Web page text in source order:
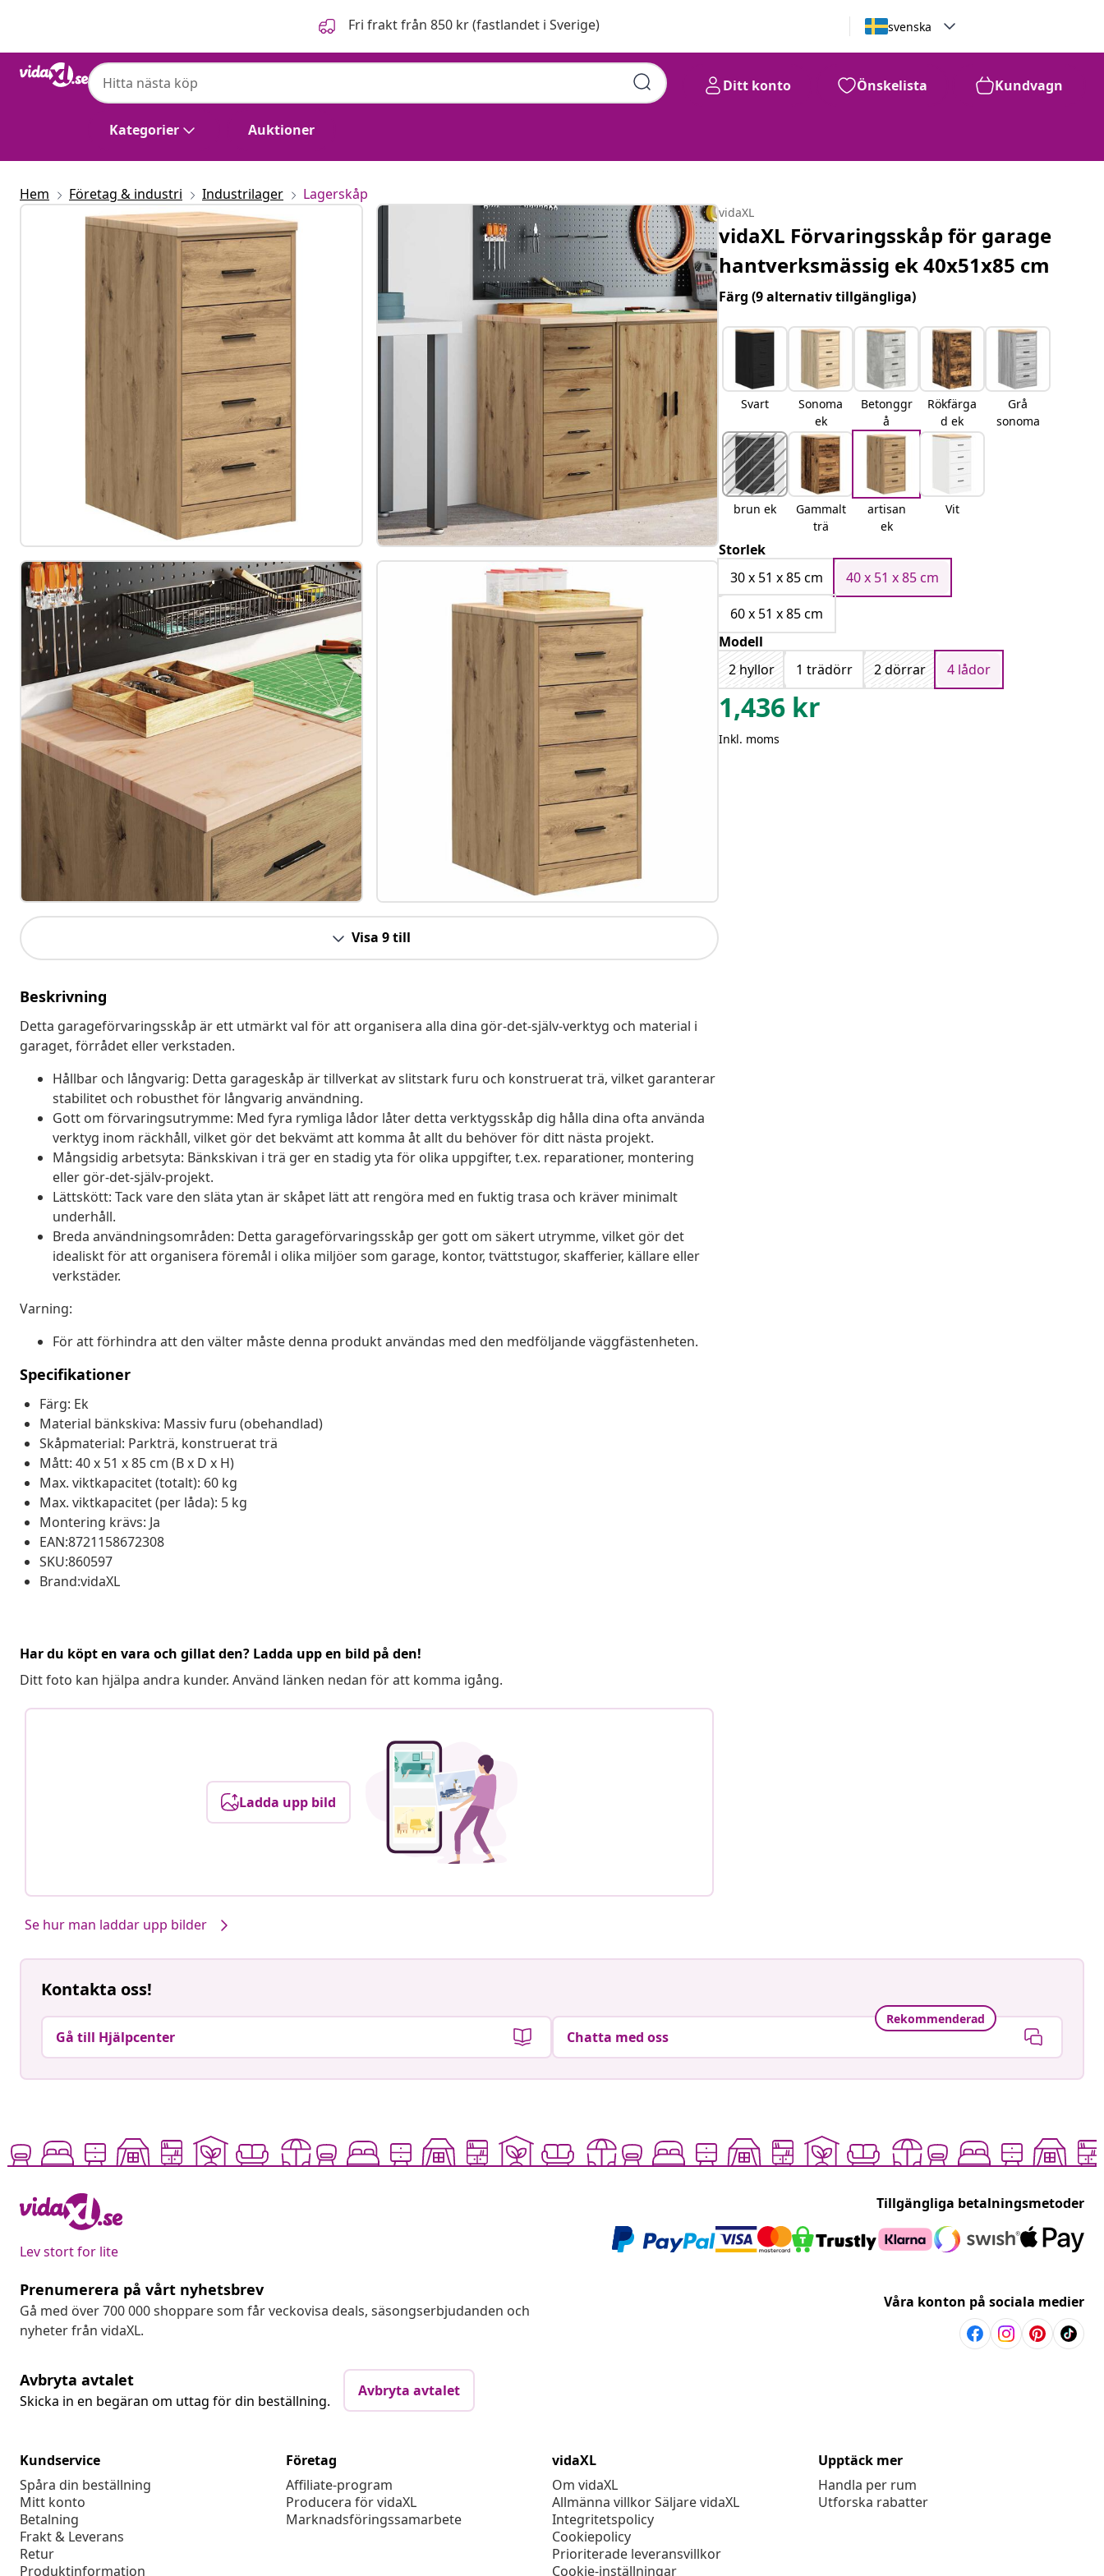
Fri frakt från 850 kr (fastlandet i Sverige) svenska
Kategorier Auktioner
Ditt konto Önskelista Kundvagn
Hem Företag & industri Industrilager Lagerskåp
Visa 9 till
Beskrivning
Detta garageförvaringsskåp är ett utmärkt val för att organisera alla dina gör-det-själv-verktyg och material i
garaget, förrådet eller verkstaden.
Hållbar och långvarig: Detta garageskåp är tillverkat av slitstark furu och konstruerat trä, vilket garanterar
stabilitet och robusthet för långvarig användning.
Gott om förvaringsutrymme: Med fyra rymliga lådor låter detta verktygsskåp dig hålla dina ofta använda
verktyg inom räckhåll, vilket gör det bekvämt att komma åt allt du behöver för ditt nästa projekt.
Mångsidig arbetsyta: Bänkskivan i trä ger en stadig yta för olika uppgifter, t.ex. reparationer, montering
eller gör-det-själv-projekt.
Lättskött: Tack vare den släta ytan är skåpet lätt att rengöra med en fuktig trasa och kräver minimalt
underhåll.
Breda användningsområden: Detta garageförvaringsskåp ger gott om säkert utrymme, vilket gör det
idealiskt för att organisera föremål i olika miljöer som garage, kontor, tvättstugor, skafferier, källare eller
verkstäder.
Varning:
För att förhindra att den välter måste denna produkt användas med den medföljande väggfästenheten.
Specifikationer
Färg: Ek
Material bänkskiva: Massiv furu (obehandlad)
Skåpmaterial: Parkträ, konstruerat trä
Mått: 40 x 51 x 85 cm (B x D x H)
Max. viktkapacitet (totalt): 60 kg
Max. viktkapacitet (per låda): 5 kg
Montering krävs: Ja
EAN:8721158672308
SKU:860597
Brand:vidaXL
Har du köpt en vara och gillat den? Ladda upp en bild på den!
Ditt foto kan hjälpa andra kunder. Använd länken nedan för att komma igång.
Ladda upp bild
Se hur man laddar upp bilder
vidaXL
vidaXL Förvaringsskåp för garage
hantverksmässig ek 40x51x85 cm
Färg(9 alternativ tillgängliga)
Svart
Sonoma
ek
Betonggr
å
Rökfärga
d ek
Grå
sonoma
brun ek
Gammalt
trä
artisan
ek
Vit
Storlek
30 x 51 x 85 cm
40 x 51 x 85 cm
60 x 51 x 85 cm
Modell
2 hyllor
1 trädörr 2 dörrar 4 lådor
1,436 kr
Inkl. moms
Kontakta oss!
Gå till Hjälpcenter
Rekommenderad
Chatta med oss
Lev stort for lite
Tillgängliga betalningsmetoder
Prenumerera på vårt nyhetsbrev
Gå med över 700 000 shoppare som får veckovisa deals, säsongserbjudanden och
nyheter från vidaXL.
Våra konton på sociala medier
Avbryta avtalet
Skicka in en begäran om uttag för din beställning.
Avbryta avtalet
Kundservice
Spåra din beställning
Mitt konto
Betalning
Frakt & Leverans
Retur
Produktinformation
Företag
Affiliate-program
Producera för vidaXL
Marknadsföringssamarbete
vidaXL
Om vidaXL
Allmänna villkor Säljare vidaXL
Integritetspolicy
Cookiepolicy
Prioriterade leveransvillkor
Cookie-inställningar
Upptäck mer
Handla per rum
Utforska rabatter